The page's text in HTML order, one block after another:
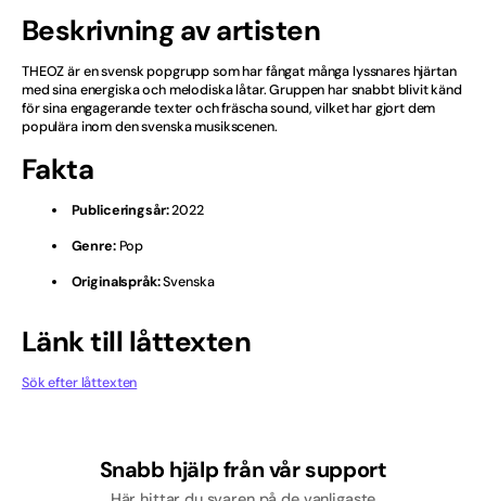
Licenser & Tjänster
Musikal
Norska
Pop
Rap/Hip hop
Beskrivning av artisten
THEOZ är en svensk popgrupp som har fångat många lyssnares hjärtan
med sina energiska och melodiska låtar. Gruppen har snabbt blivit känd
för sina engagerande texter och fräscha sound, vilket har gjort dem
populära inom den svenska musikscenen.
Fakta
Publiceringsår:2022
Genre:Pop
Originalspråk:Svenska
Länk till låttexten
Sök efter låttexten
Snabb hjälp från vår support